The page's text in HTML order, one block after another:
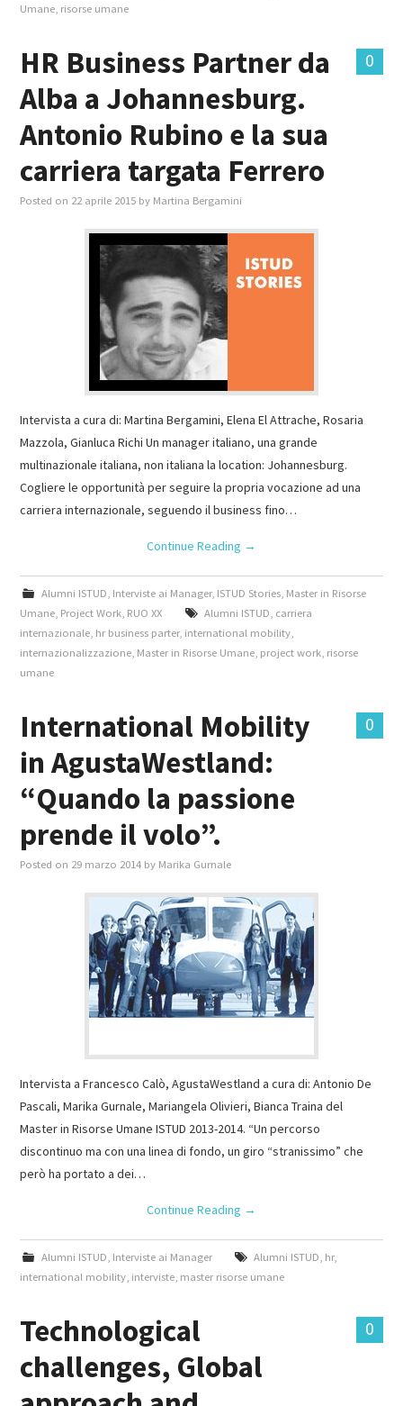
Umane risorse umane
0
HR Business Partner da
Alba a Johannesburg.
Antonio Rubino e la sua
carriera targata Ferrero
Posted on 22 aprile 2015 by Martina Bergamini
Intervista a cura di: Martina Bergamini, Elena El Attrache, Rosaria
Mazzola, Gianluca Richi Un manager italiano, una grande
multinazionale italiana, non italiana la location: Johannesburg.
Cogliere le opportunità per seguire la propria vocazione ad una
carriera internazionale, seguendo il business fino…
Continue Reading →
Alumni ISTUD Interviste ai Manager, ISTUD Stories, Master in Risorse
Umane Project Work RUO XX Alumni ISTUD carriera
internazionale hr business parter, international mobility
internazionalizzazione Master in Risorse Umane project work risorse
umane
0
International Mobility
in AgustaWestland:
“Quando la passione
prende il volo”.
Posted on 29 marzo 2014 by Marika Gurnale
Intervista a Francesco Calò, AgustaWestland a cura di: Antonio De
Pascali, Marika Gurnale, Mariangela Olivieri, Bianca Traina del
Master in Risorse Umane ISTUD 2013-2014. “Un percorso
discontinuo ma con una linea di fondo, un giro “stranissimo” che
però ha portato a dei…
Continue Reading →
Alumni ISTUD Interviste ai Manager Alumni ISTUD hr,
international mobility interviste master risorse umane
0
Technological
challenges, Global